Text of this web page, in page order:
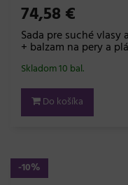
74,58 €
Sada pre suché vlasy
+ balzam na pery a
Skladom 10 bal.
Do košíka
-10%